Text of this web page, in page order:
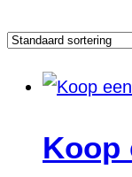
Koop